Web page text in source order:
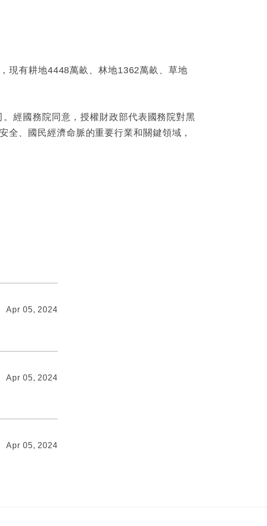
現有耕地4448萬畝、林地1362萬畝、草地
經國務院同意，授權財政部代表國務院對黑
、國民經濟命脈的重要行業和關鍵領域，
Apr 05, 2024
Apr 05, 2024
Apr 05, 2024